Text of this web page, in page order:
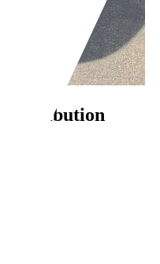
distribution